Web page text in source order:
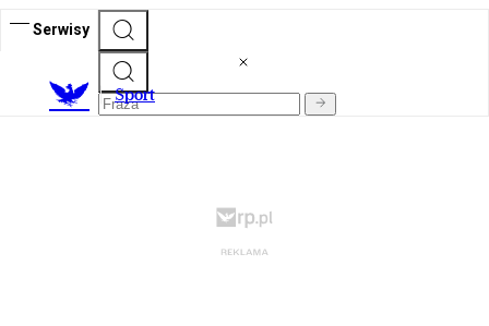
Serwisy
Sport